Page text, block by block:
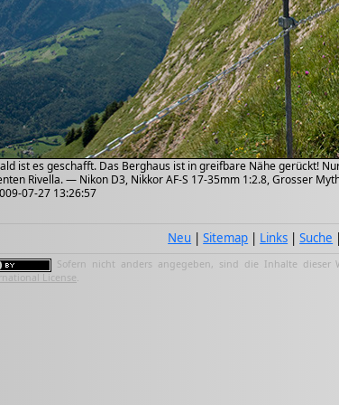
ist es geschafft. Das Berghaus ist in greifbare Nähe gerückt!
Rivella. — Nikon D3, Nikkor AF-S 17-35mm 1:2.8, Grosser
07-27 13:26:57
Neu |Sitemap | Links |Suche
Sofern nicht anders angegeben, sind die Inhalte dieser
License